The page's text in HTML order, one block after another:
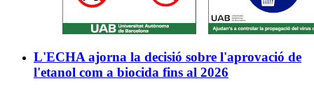
L'ECHA ajorna la decisió sobre l'aprovació de
l'etanol com a biocida fins al 2026